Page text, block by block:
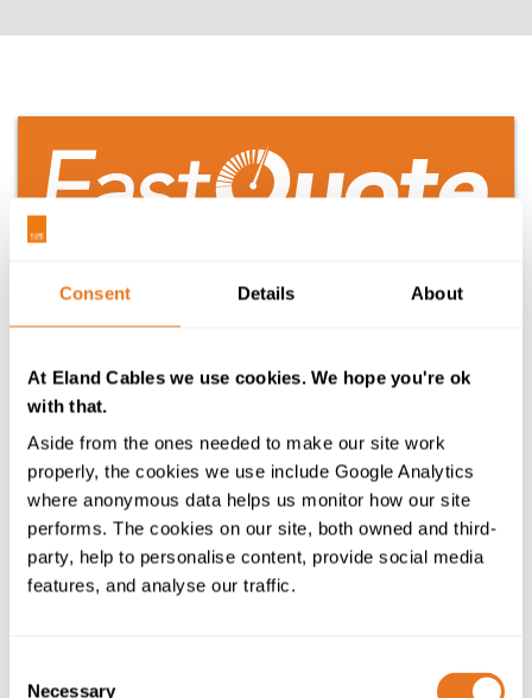
Consent Details About
At Eland Cables we use cookies. We hope you're ok
with that.
Aside from the ones needed to make our site work
properly, the cookies we use include Google Analytics
where anonymous data helps us monitor how our site
performs. The cookies on our site, both owned and third-
party, help to personalise content, provide social media
features, and analyse our traffic.
Necessary
Su presupuesto a medida directo a su bandeja de
Tu cesta está actualmente vacía
¿Necesita ayuda?
+44 20 7241 8740